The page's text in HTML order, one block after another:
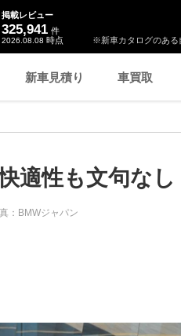
※新車カタログのある
掲載レビュー
325,941 件
2026.08.08 時点
新車見積り 車買取
適性も文句なし
：BMWジャパン